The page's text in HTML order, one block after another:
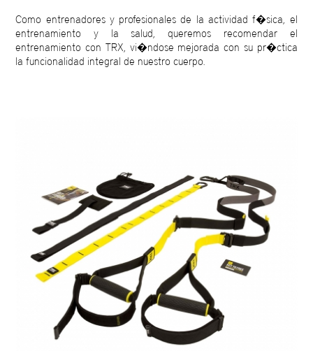
Como entrenadores y profesionales de la actividad f�sica, el
entrenamiento y la salud, queremos recomendar el
entrenamiento con TRX, vi�ndose mejorada con su pr�ctica
la funcionalidad integral de nuestro cuerpo.